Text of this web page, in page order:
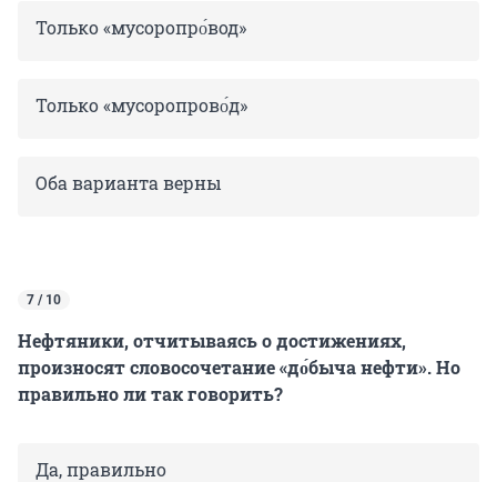
Только «мусоропро́вод»
Только «мусоропрово́д»
Оба варианта верны
7 / 10
Нефтяники, отчитываясь о достижениях,
произносят словосочетание «до́быча нефти». Но
правильно ли так говорить?
Да, правильно